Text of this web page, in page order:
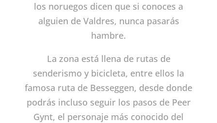
los noruegos dicen que si conoces a
alguien de Valdres, nunca pasarás
hambre.
La zona está llena de rutas de
senderismo y bicicleta, entre ellos la
famosa ruta de Besseggen, desde donde
podrás incluso seguir los pasos de Peer
Gynt, el personaje más conocido del